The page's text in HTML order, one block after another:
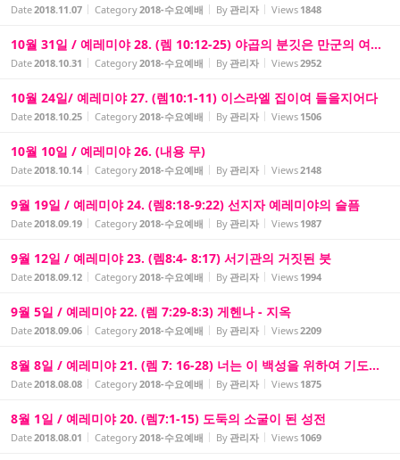
Date2018.11.07 Category2018-수요예배 By 관리자 Views 1848
10월 31일 / 예레미야 28. (렘 10:12-25) 야곱의 분깃은 만군의 여...
Date2018.10.31 Category2018-수요예배 By 관리자 Views2952
10월 24일/ 예레미야 27. (렘10:1-11) 이스라엘 집이여 들을지어다
Date2018.10.25 Category2018-수요예배 By 관리자 Views 1506
10월 10일 / 예레미야 26. (내용 무)
Date2018.10.14 Category2018-수요예배 By 관리자 Views2148
9월 19일 / 예레미야 24. (렘8:18-9:22) 선지자 예레미야의 슬픔
Date2018.09.19 Category2018-수요예배 By 관리자 Views 1987
9월 12일 / 예레미야 23. (렘8:4- 8:17) 서기관의 거짓된 붓
Date2018.09.12 Category2018-수요예배 By 관리자 Views 1994
9월 5일 / 예레미야 22. (렘 7:29-8:3) 게헨나 - 지옥
Date2018.09.06 Category2018-수요예배 By 관리자 Views2209
8월 8일 / 예레미야 21. (렘 7: 16-28) 너는 이 백성을 위하여 기도...
Date2018.08.08 Category2018-수요예배 By 관리자 Views 1875
8월 1일 / 예레미야 20. (렘7:1-15) 도둑의 소굴이 된 성전
Date2018.08.01 Category2018-수요예배 By 관리자 Views 1069